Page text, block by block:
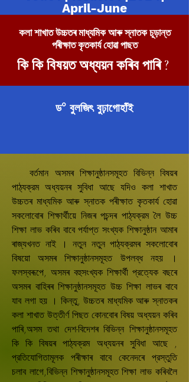
April-June
কলা শাখাত উচ্চতৰ মাধ্যমিক আৰু স্নাতক চূড়ান্ত
পৰীক্ষাত কৃতকাৰ্য হোৱা পাছত
কি কি বিষয়ত অধ্যয়ন কৰিব পাৰি ?
ড° বুলজিৎ বুঢ়াগোহাঁই
বৰ্তমান অসমৰ শিক্ষানুষ্ঠানসমূহত বিভিন্ন বিষয়ৰ
পাঠ্যক্রম অধ্যয়নৰ সুবিধা আছে যদিও কলা শাখাত
উচ্চতৰ মাধ্যমিক আৰু স্নাতক পৰীক্ষাত কৃতকাৰ্য হোৱা
সকলোবোৰ শিক্ষাৰ্থীয়ে নিজৰ পচন্দৰ পাঠ্যক্রম লৈ উচ্চ
শিক্ষা লাভ কৰিব বাবে পৰ্যাপ্ত সংখ্যক শিক্ষানুষ্ঠান আমাৰ
ৰাজ্যখনত নাই । নতুন নতুন পাঠ্যক্রমৰ সকলোবোৰ
বিষয়ো অসমৰ শিক্ষানুষ্ঠানসমূহত উপলব্ধ নহয় ।
ফলস্বৰূপে, অসমৰ বহুসংখ্যক শিক্ষাৰ্থী প্রত্যেক বছৰে
অসমৰ বাহিৰৰ শিক্ষানুষ্ঠানসমূহত উচ্চ শিক্ষা লাভৰ বাবে
যাব লগা হয় । কিন্তু, উচ্চতৰ মাধ্যমিক আৰু স্নাতকৰ
কলা শাখাত উত্তীৰ্ণ পিছত কোনবোৰ বিষয় অধ্যয়ন কৰিব
পাৰি,অসম তথা দেশ-বিদেশৰ বিভিন্ন শিক্ষানুষ্ঠানসমূহত
কি কি বিষয়ৰ পাঠ্যক্রম অধ্যয়নৰ সুবিধা আছে ,
প্রতিযোগিতামূলক পৰীক্ষাৰ বাবে কেনেদৰে প্রস্তুতি
চলাব লাগে,বিভিন্ন শিক্ষানুষ্ঠানসমূহত শিক্ষা লাভ কৰিবলৈ